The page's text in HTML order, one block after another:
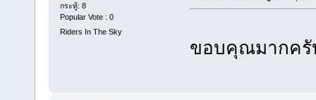
กระทู้: 8
Popular Vote : 0
Riders In The Sky
ขอบคุณมากค